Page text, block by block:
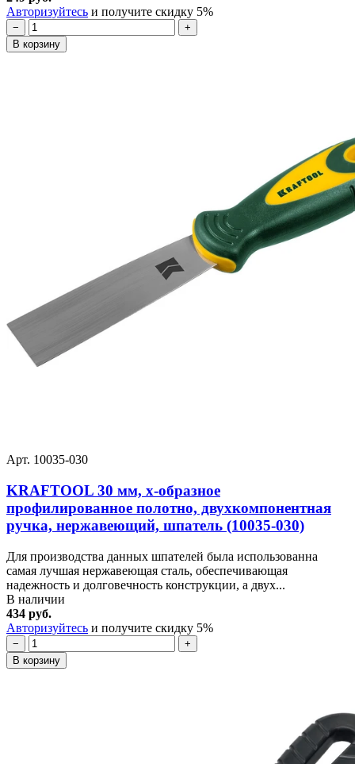
Авторизуйтесь и получите скидку 5%
−
+
В корзину
Арт. 10035-030
KRAFTOOL 30 мм, х-образное
профилированное полотно, двухкомпонентная
ручка, нержавеющий, шпатель (10035-030)
Для производства данных шпателей была использованна
самая лучшая нержавеющая сталь, обеспечивающая
надежность и долговечность конструкции, а двух...
В наличии
434 руб.
Авторизуйтесь и получите скидку 5%
−
+
В корзину